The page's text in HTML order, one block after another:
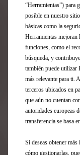
Acceso
Compra online
Configurador DS
Ofertas
Ofertas
Recarga y
Tecnologías
Encuentre un
“Herramientas”) para
posible en nuestro
básicas como la
Herramientas mejoran
funciones, como el
búsqueda, y
también puede utilizar
más relevante para ti.
terceros ubicados en
que aún no cuentan
autoridades europeas
transferencia se basa
Si deseas obtener
cómo gestionarlas,